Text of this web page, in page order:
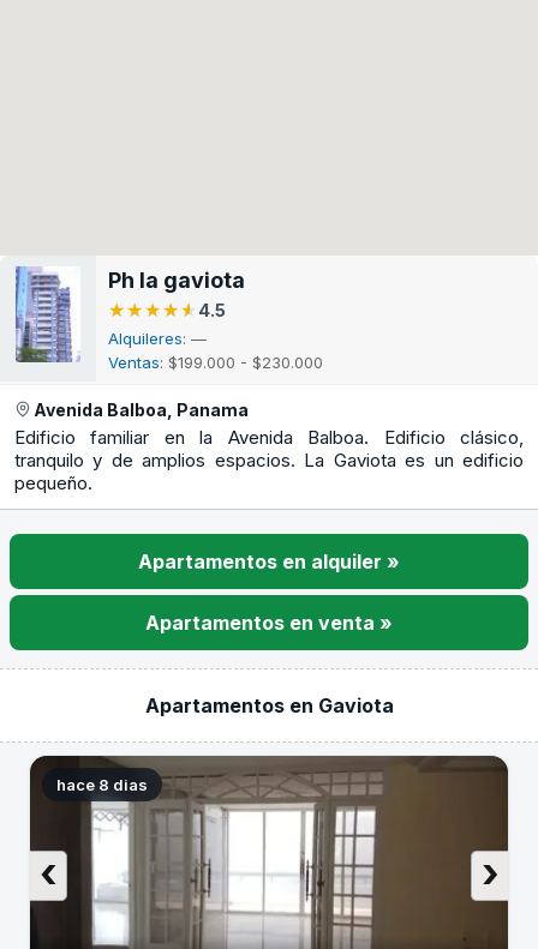
Ph la gaviota
★★★★★
★★★★★ 4.5
Alquileres: —
Ventas: $199.000 - $230.000
Avenida Balboa, Panama
Edificio familiar en la Avenida Balboa. Edificio clásico,
tranquilo y de amplios espacios. La Gaviota es un edificio
pequeño.
Apartamentos en alquiler »
Apartamentos en venta »
Apartamentos en Gaviota
hace 8 dias
›
‹